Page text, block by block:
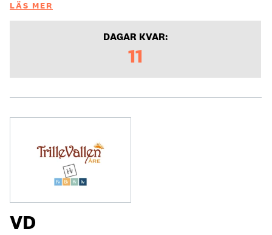
LÄS MER
DAGAR KVAR:
11
VD